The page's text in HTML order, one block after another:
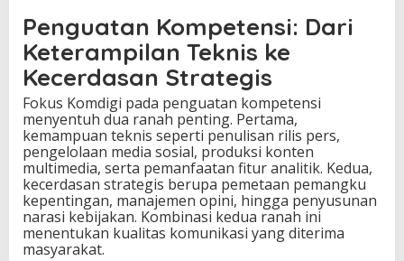
Penguatan Kompetensi: Dari
Keterampilan Teknis ke
Kecerdasan Strategis
Fokus Komdigi pada penguatan kompetensi
menyentuh dua ranah penting. Pertama,
kemampuan teknis seperti penulisan rilis pers,
pengelolaan media sosial, produksi konten
multimedia, serta pemanfaatan fitur analitik. Kedua,
kecerdasan strategis berupa pemetaan pemangku
kepentingan, manajemen opini, hingga penyusunan
narasi kebijakan. Kombinasi kedua ranah ini
menentukan kualitas komunikasi yang diterima
masyarakat.